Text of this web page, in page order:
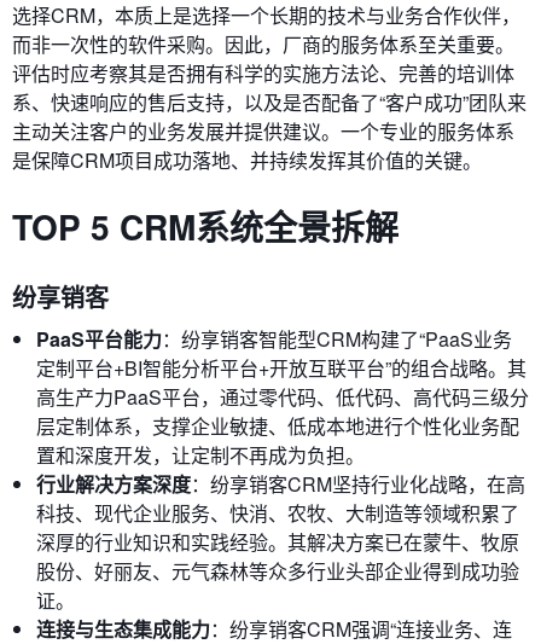
选择CRM，本质上是选择一个长期的技术与业务合作伙伴，
而非一次性的软件采购。因此，厂商的服务体系至关重要。
评估时应考察其是否拥有科学的实施方法论、完善的培训体
系、快速响应的售后支持，以及是否配备了“客户成功”团队来
主动关注客户的业务发展并提供建议。一个专业的服务体系
是保障CRM项目成功落地、并持续发挥其价值的关键。
TOP 5 CRM系统全景拆解
纷享销客
PaaS平台能力：纷享销客智能型CRM构建了“PaaS业务
定制平台+BI智能分析平台+开放互联平台”的组合战略。其
高生产力PaaS平台，通过零代码、低代码、高代码三级分
层定制体系，支撑企业敏捷、低成本地进行个性化业务配
置和深度开发，让定制不再成为负担。
行业解决方案深度：纷享销客CRM坚持行业化战略，在高
科技、现代企业服务、快消、农牧、大制造等领域积累了
深厚的行业知识和实践经验。其解决方案已在蒙牛、牧原
股份、好丽友、元气森林等众多行业头部企业得到成功验
证。
连接与生态集成能力：纷享销客CRM强调“连接业务、连